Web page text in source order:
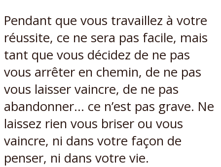
Pendant que vous travaillez à votre
réussite, ce ne sera pas facile, mais
tant que vous décidez de ne pas
vous arrêter en chemin, de ne pas
vous laisser vaincre, de ne pas
abandonner… ce n’est pas grave. Ne
laissez rien vous briser ou vous
vaincre, ni dans votre façon de
penser, ni dans votre vie.